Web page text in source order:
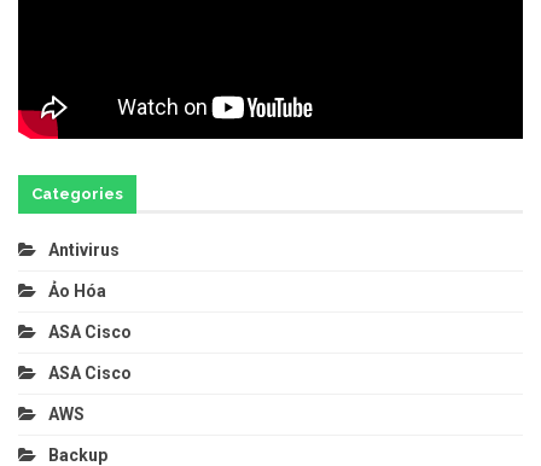
Categories
Antivirus
Ảo Hóa
ASA Cisco
ASA Cisco
AWS
Backup